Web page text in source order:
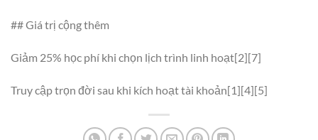
## Giá trị cộng thêm
Giảm 25% học phí khi chọn lịch trình linh hoạt[2][7]
Truy cập trọn đời sau khi kích hoạt tài khoản[1][4][5]